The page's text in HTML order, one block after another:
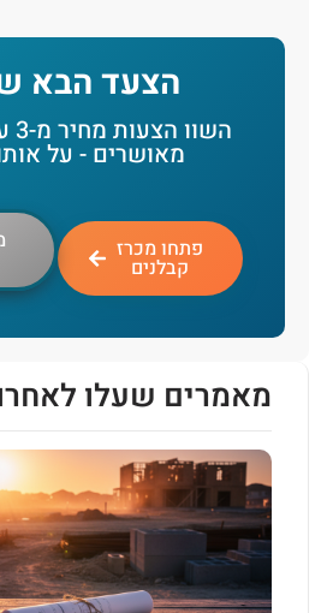
הצעד הבא
מאושרים - על
פתחו מכרז
קבלנים
מאמרים שעלו